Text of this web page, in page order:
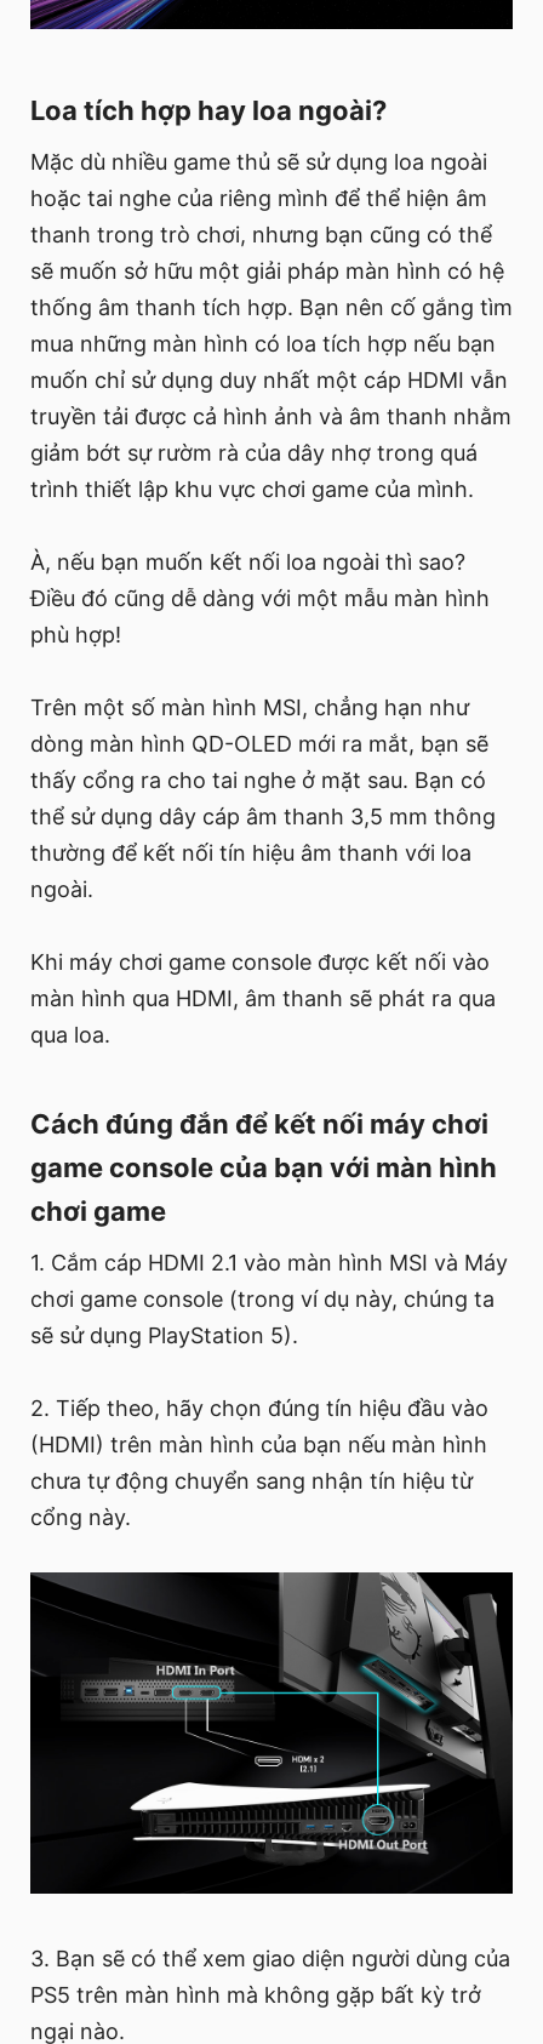
Loa tích hợp hay loa ngoài?
Mặc dù nhiều game thủ sẽ sử dụng loa ngoài
hoặc tai nghe của riêng mình để thể hiện âm
thanh trong trò chơi, nhưng bạn cũng có thể
sẽ muốn sở hữu một giải pháp màn hình có hệ
thống âm thanh tích hợp. Bạn nên cố gắng tìm
mua những màn hình có loa tích hợp nếu bạn
muốn chỉ sử dụng duy nhất một cáp HDMI vẫn
truyền tải được cả hình ảnh và âm thanh nhằm
giảm bớt sự rườm rà của dây nhợ trong quá
trình thiết lập khu vực chơi game của mình.
À, nếu bạn muốn kết nối loa ngoài thì sao?
Điều đó cũng dễ dàng với một mẫu màn hình
phù hợp!
Trên một số màn hình MSI, chẳng hạn như
dòng màn hình QD-OLED mới ra mắt, bạn sẽ
thấy cổng ra cho tai nghe ở mặt sau. Bạn có
thể sử dụng dây cáp âm thanh 3,5 mm thông
thường để kết nối tín hiệu âm thanh với loa
ngoài.
Khi máy chơi game console được kết nối vào
màn hình qua HDMI, âm thanh sẽ phát ra qua
qua loa.
Cách đúng đắn để kết nối máy chơi
game console của bạn với màn hình
chơi game
1. Cắm cáp HDMI 2.1 vào màn hình MSI và Máy
chơi game console (trong ví dụ này, chúng ta
sẽ sử dụng PlayStation 5).
2. Tiếp theo, hãy chọn đúng tín hiệu đầu vào
(HDMI) trên màn hình của bạn nếu màn hình
chưa tự động chuyển sang nhận tín hiệu từ
cổng này.
3. Bạn sẽ có thể xem giao diện người dùng của
PS5 trên màn hình mà không gặp bất kỳ trở
ngại nào.